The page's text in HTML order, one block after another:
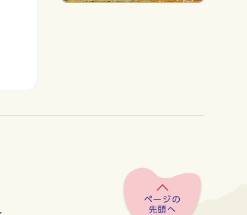
ページの
先頭へ